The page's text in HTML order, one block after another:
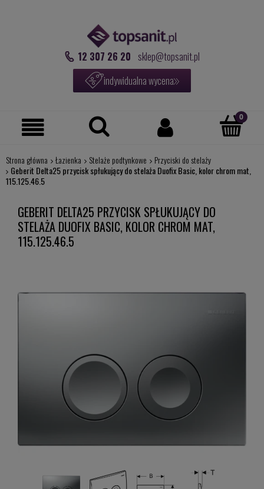
12 307 26 20 sklep@topsanit.pl
indywidualna wycena
Strona główna Łazienka Stelaże podtynkowe
Przyciski do stelaży
Geberit Delta25 przycisk spłukujący do stelaża Duofix Basic, kolor chrom mat,
115.125.46.5
GEBERIT DELTA25 PRZYCISK SPŁUKUJĄCY DO
STELAŻA DUOFIX BASIC, KOLOR CHROM MAT,
115.125.46.5